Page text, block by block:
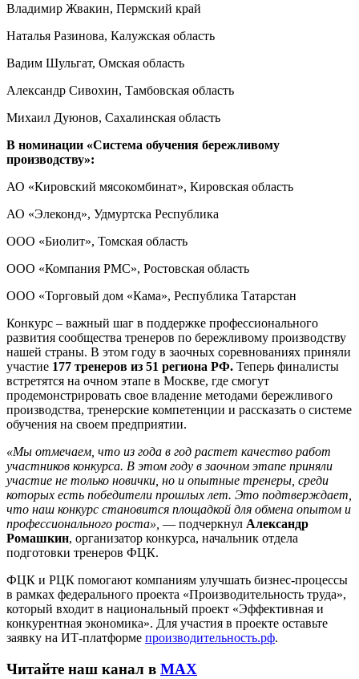
Владимир Жвакин, Пермский край
Наталья Разинова, Калужская область
Вадим Шульгат, Омская область
Александр Сивохин, Тамбовская область
Михаил Дуюнов, Сахалинская область
В номинации «Система обучения бережливому
производству»:
АО «Кировский мясокомбинат», Кировская область
АО «Элеконд», Удмуртска Республика
ООО «Биолит», Томская область
ООО «Компания РМС», Ростовская область
ООО «Торговый дом «Кама», Республика Татарстан
Конкурс – важный шаг в поддержке профессионального
развития сообщества тренеров по бережливому производству
нашей страны. В этом году в заочных соревнованиях приняли
участие 177 тренеров из 51 региона РФ. Теперь финалисты
встретятся на очном этапе в Москве, где смогут
продемонстрировать свое владение методами бережливого
производства, тренерские компетенции и рассказать о системе
обучения на своем предприятии.
«Мы отмечаем, что из года в год растет качество работ
участников конкурса. В этом году в заочном этапе приняли
участие не только новички, но и опытные тренеры, среди
которых есть победители прошлых лет. Это подтверждает,
что наш конкурс становится площадкой для обмена опытом и
профессионального роста», — подчеркнул Александр
Ромашкин, организатор конкурса, начальник отдела
подготовки тренеров ФЦК.
ФЦК и РЦК помогают компаниям улучшать бизнес-процессы
в рамках федерального проекта «Производительность труда»,
который входит в национальный проект «Эффективная и
конкурентная экономика». Для участия в проекте оставьте
заявку на ИТ-платформе производительность.рф.
Читайте наш канал в MAX